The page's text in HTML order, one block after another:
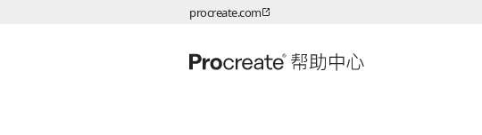
procreate.com